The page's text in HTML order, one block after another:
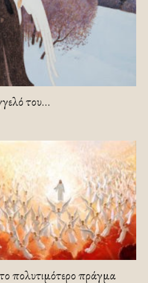
του…
πολυτιμότερο πράγμα